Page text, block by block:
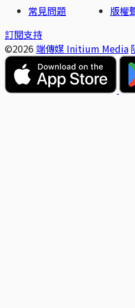
常見問題
版權
訂閱支持
©2026 端傳媒 Initium Media